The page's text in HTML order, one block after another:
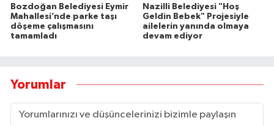
Bozdoğan Belediyesi Eymir
Mahallesi’nde parke taşı
döşeme çalışmasını
tamamladı
Nazilli Belediyesi "Hoş
Geldin Bebek" Projesiyle
ailelerin yanında olmaya
devam ediyor
Yorumlar